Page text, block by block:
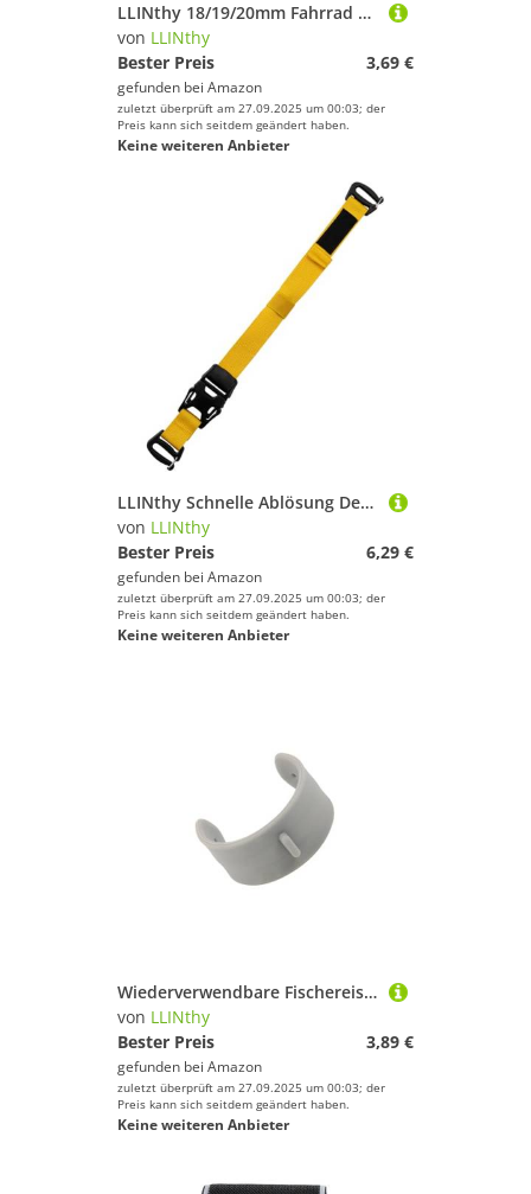
LLINthy 18/19/20mm Fahrrad Kurbelarmschrauben Mountainbike Deckbedeckungen Schrauben Ersatz Kurbel Schrauben Radsportzubehör Reparaturschraube
von LLINthy
Bester Preis
3,69 €
gefunden bei Amazon
zuletzt überprüft am 27.09.2025 um 00:03; der
Preis kann sich seitdem geändert haben.
Keine weiteren Anbieter
LLINthy Schnelle Ablösung Der Haltbarkeit Von Peitschengurt Freien Getriebe Für Rucksäcke Expansion Schwertyp Camping Verriegelungsgürtel
von LLINthy
Bester Preis
6,29 €
gefunden bei Amazon
zuletzt überprüft am 27.09.2025 um 00:03; der
Preis kann sich seitdem geändert haben.
Keine weiteren Anbieter
Wiederverwendbare Fischereispulen Klemme Protectors Befestigungsstücken Clipband High Elastic Line Keeper Easy Installieren Sie Fischerei Spulen Gürtel
von LLINthy
Bester Preis
3,89 €
gefunden bei Amazon
zuletzt überprüft am 27.09.2025 um 00:03; der
Preis kann sich seitdem geändert haben.
Keine weiteren Anbieter